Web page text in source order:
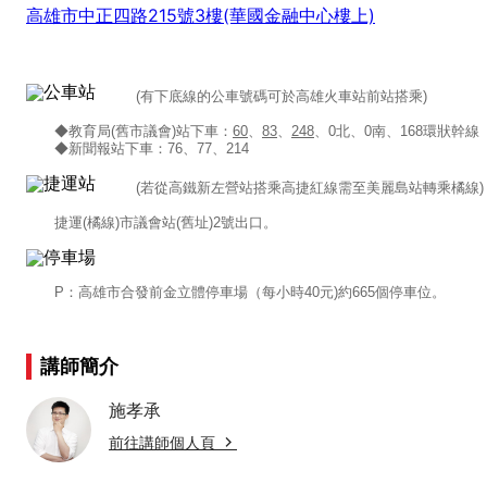
高雄市中正四路215號3樓(華國金融中心樓上)
(有下底線的公車號碼可於高雄火車站前站搭乘)
◆教育局(舊市議會)站下車： 60、 83、 248、0北、0南、168環狀幹線
◆新聞報站下車：76、77、214
(若從高鐵新左營站搭乘高捷紅線需至美麗島站轉乘橘線)
捷運(橘線)市議會站(舊址)2號出口。
P：高雄市合發前金立體停車場（每小時40元)約665個停車位。
講師簡介
施孝承
前往講師個人頁